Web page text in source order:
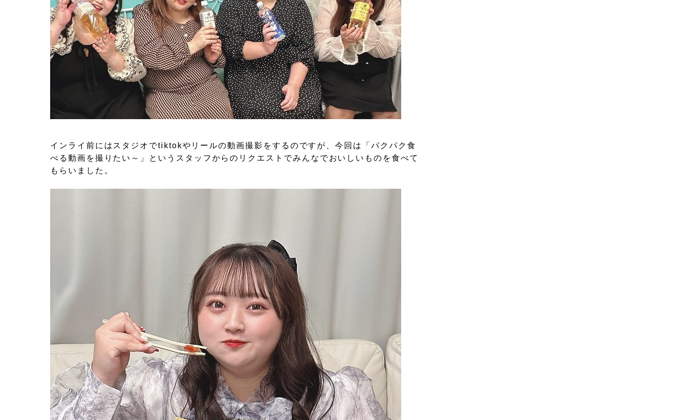
インライ前にはスタジオでtiktokやリールの動画撮影をするのですが、今回は「パクパク食
べる動画を撮りたい～」というスタッフからのリクエストでみんなでおいしいものを食べて
もらいました。